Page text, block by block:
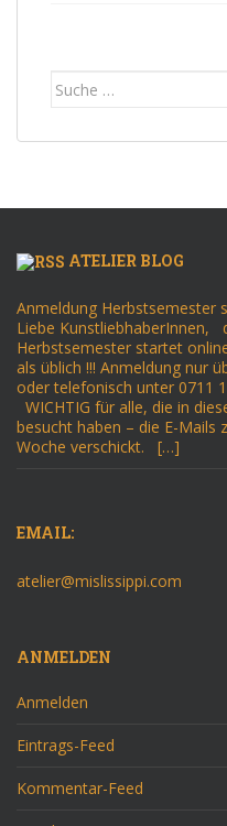
Suche
ATELIER BLOG
Anmeldung Herbstsemester
Liebe KunstliebhaberInnen,
Herbstsemester startet
als üblich !!! Anmeldung nur
oder telefonisch unter 0711
WICHTIG für alle, die in
besucht haben – die E-Mails
Woche verschickt. […]
EMAIL:
atelier@mislissippi.com
ANMELDEN
Anmelden
Eintrags-Feed
Kommentar-Feed